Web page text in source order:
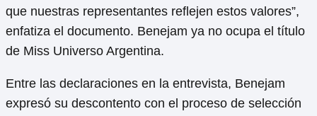
que nuestras representantes reflejen estos valores”,
enfatiza el documento. Benejam ya no ocupa el título
de Miss Universo Argentina.
Entre las declaraciones en la entrevista, Benejam
expresó su descontento con el proceso de selección